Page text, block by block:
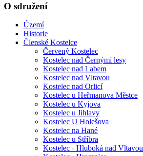
O sdružení
Území
Historie
Členské Kostelce
Červený Kostelec
Kostelec nad Černými lesy
Kostelec nad Labem
Kostelec nad Vltavou
Kostelec nad Orlicí
Kostelec u Heřmanova Městce
Kostelec u Kyjova
Kostelec u Jihlavy
Kostelec U Holešova
Kostelec na Hané
Kostelec u Stříbra
Kostelec - Hluboká nad Vltavou